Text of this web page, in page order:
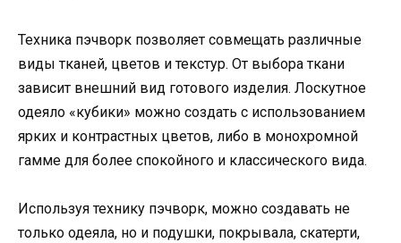
Техника пэчворк позволяет совмещать различные
виды тканей, цветов и текстур. От выбора ткани
зависит внешний вид готового изделия. Лоскутное
одеяло «кубики» можно создать с использованием
ярких и контрастных цветов, либо в монохромной
гамме для более спокойного и классического вида.
Используя технику пэчворк, можно создавать не
только одеяла, но и подушки, покрывала, скатерти,